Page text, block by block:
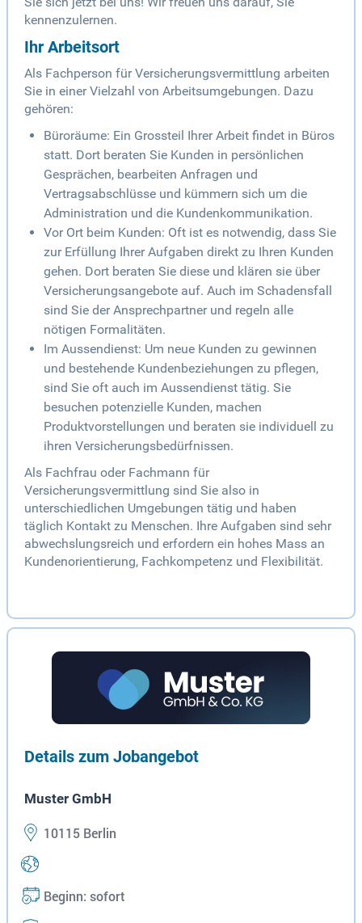
kennenzulernen.
Ihr Arbeitsort
Als Fachperson für Versicherungsvermittlung arbeiten
Sie in einer Vielzahl von Arbeitsumgebungen. Dazu
gehören:
Büroräume: Ein Grossteil Ihrer Arbeit findet in Büros
statt. Dort beraten Sie Kunden in persönlichen
Gesprächen, bearbeiten Anfragen und
Vertragsabschlüsse und kümmern sich um die
Administration und die Kundenkommunikation.
Vor Ort beim Kunden: Oft ist es notwendig, dass Sie
zur Erfüllung Ihrer Aufgaben direkt zu Ihren Kunden
gehen. Dort beraten Sie diese und klären sie über
Versicherungsangebote auf. Auch im Schadensfall
sind Sie der Ansprechpartner und regeln alle
nötigen Formalitäten.
Im Aussendienst: Um neue Kunden zu gewinnen
und bestehende Kundenbeziehungen zu pflegen,
sind Sie oft auch im Aussendienst tätig. Sie
besuchen potenzielle Kunden, machen
Produktvorstellungen und beraten sie individuell zu
ihren Versicherungsbedürfnissen.
Als Fachfrau oder Fachmann für
Versicherungsvermittlung sind Sie also in
unterschiedlichen Umgebungen tätig und haben
täglich Kontakt zu Menschen. Ihre Aufgaben sind sehr
abwechslungsreich und erfordern ein hohes Mass an
Kundenorientierung, Fachkompetenz und Flexibilität.
Details zum Jobangebot
Muster GmbH
10115 Berlin
Beginn: sofort